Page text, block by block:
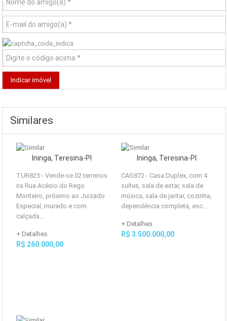
Similares
Ininga, Teresina-PI
TUR825 - Vende-se 02 terrenos
na Rua Acésio do Rego
Monteiro, próximo ao Juizado
Especial, murado e com
calçada...
+ Detalhes
R$ 260.000,00
Ininga, Teresina-PI
CAS872 - Casa Duplex, com 4
suítes, sala de estar, sala de
música, sala de jantar, cozinha,
dependência completa, esc...
+ Detalhes
R$ 3.500.000,00